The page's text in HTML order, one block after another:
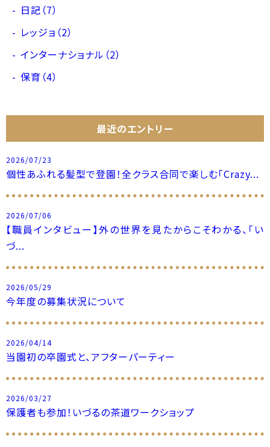
日記（7）
レッジョ（2）
インターナショナル（2）
保育（4）
最近のエントリー
2026/07/23
個性あふれる髪型で登園！全クラス合同で楽しむ「Crazy...
2026/07/06
【職員インタビュー】外の世界を見たからこそわかる、「い
づ...
2026/05/29
今年度の募集状況について
2026/04/14
当園初の卒園式と、アフターパーティー
2026/03/27
保護者も参加！いづるの茶道ワークショップ